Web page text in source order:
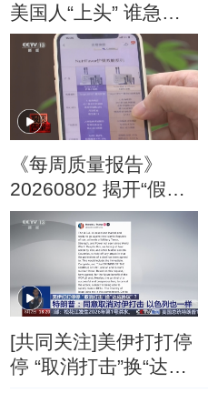
美国人“上头” 谁急
了？
《每周质量报告》
20260802 揭开“假洋
牌”的真面目
[共同关注]美伊打打停
停 “取消打击”换“达成